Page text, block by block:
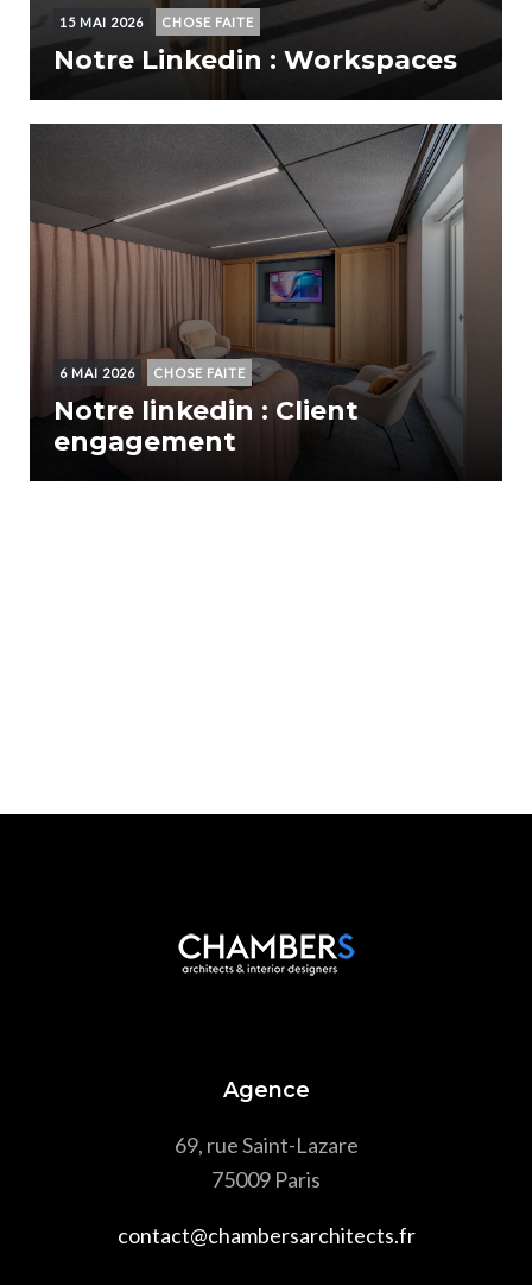
15 MAI 2026 CHOSE FAITE
Notre Linkedin : Workspaces
6 MAI 2026 CHOSE FAITE
Notre linkedin : Client
engagement
Agence
69, rue Saint-Lazare
75009 Paris
contact@chambersarchitects.fr